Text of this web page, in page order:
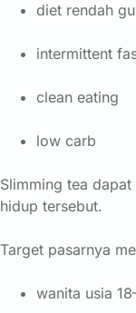
diet rendah
intermittent
clean eating
low carb
Slimming tea
hidup tersebut.
Target pasarnya
wanita usia